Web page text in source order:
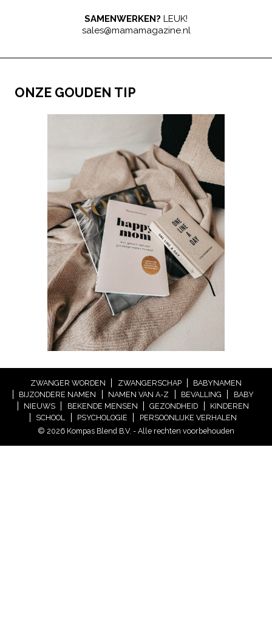
SAMENWERKEN? LEUK!
sales@mamamagazine.nl
ONZE GOUDEN TIP
ZWANGER WORDEN ZWANGERSCHAP
BABYNAMEN
BIJZONDERE NAMEN
NAMEN VAN A-Z BEVALLING
BABY
NIEUWS
BEKENDE MENSEN GEZONDHEID
KINDEREN
SCHOOL
PSYCHOLOGIE
PERSOONLIJKE VERHALEN
© 2026 Kompas Blend B.V. - Alle rechten voorbehouden